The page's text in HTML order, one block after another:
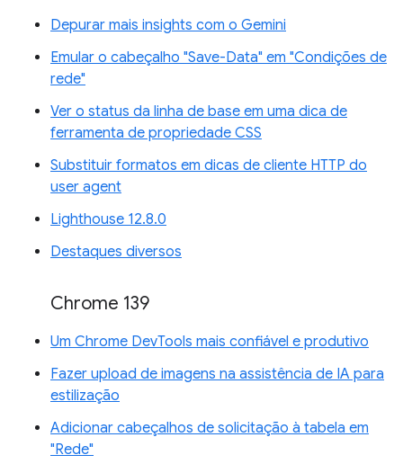
Depurar mais insights com o Gemini
Emular o cabeçalho "Save-Data" em "Condições de
rede"
Ver o status da linha de base em uma dica de
ferramenta de propriedade CSS
Substituir formatos em dicas de cliente HTTP do
user agent
Lighthouse 12.8.0
Destaques diversos
Chrome 139
Um Chrome DevTools mais confiável e produtivo
Fazer upload de imagens na assistência de IA para
estilização
Adicionar cabeçalhos de solicitação à tabela em
"Rede"